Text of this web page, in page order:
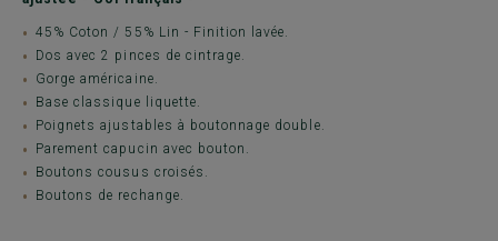
45% Coton / 55% Lin - Finition lavée.
Dos avec 2 pinces de cintrage.
Gorge américaine.
Base classique liquette.
Poignets ajustables à boutonnage double.
Parement capucin avec bouton.
Boutons cousus croisés.
Boutons de rechange.